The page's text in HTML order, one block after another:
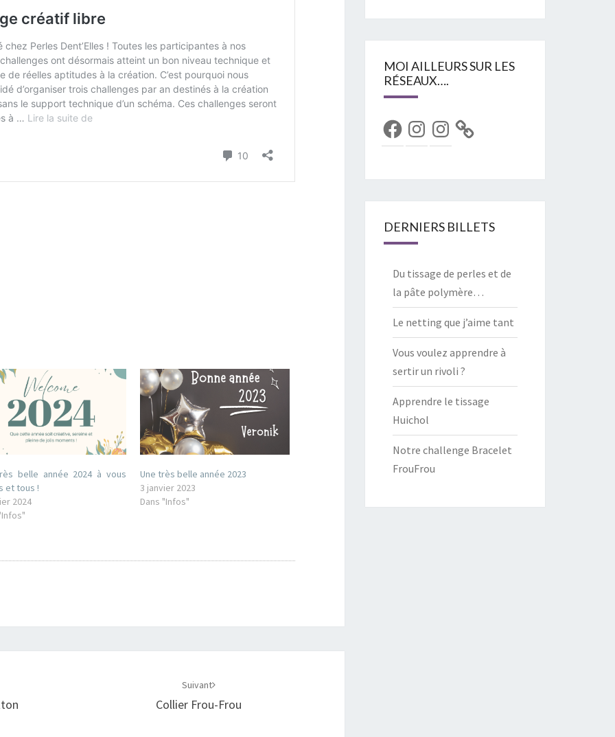
belle année 2024 à vous
et tous !
2024
Une très belle année 2023
3 janvier 2023
Dans "Infos"
Suivant
Collier Frou-Frou
MOI AILLEURS SUR LES
RÉSEAUX….
FacebookInstagramInstagram
DERNIERS BILLETS
Du tissage de perles et de
la pâte polymère…
Le netting que j’aime tant
Vous voulez apprendre à
sertir un rivoli ?
Apprendre le tissage
Huichol
Notre challenge Bracelet
FrouFrou